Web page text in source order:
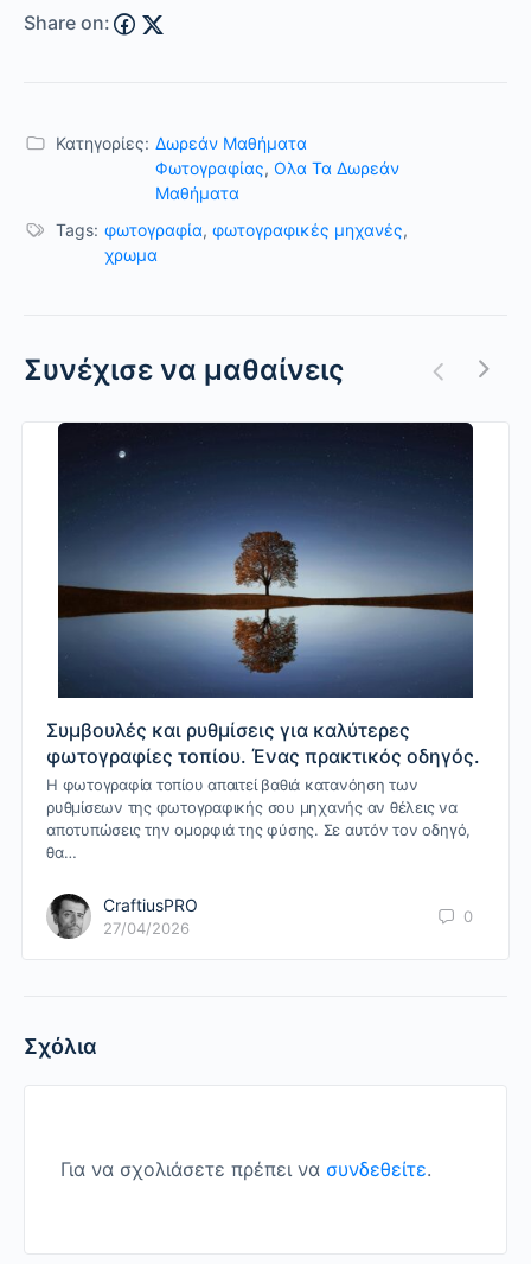
Share on:
Κατηγορίες: Δωρεάν Μαθήματα
Φωτογραφίας, Ολα Τα Δωρεάν
Μαθήματα
Tags: φωτογραφία, φωτογραφικές μηχανές,
χρωμα
Συνέχισε να μαθαίνεις
Συμβουλές και ρυθμίσεις για καλύτερες
φωτογραφίες τοπίου. Ένας πρακτικός οδηγός.
Η φωτογραφία τοπίου απαιτεί βαθιά κατανόηση των
ρυθμίσεων της φωτογραφικής σου μηχανής αν θέλεις να
αποτυπώσεις την ομορφιά της φύσης. Σε αυτόν τον οδηγό,
θα…
CraftiusPRO
27/04/2026
0
Σχόλια
Για να σχολιάσετε πρέπει να συνδεθείτε.